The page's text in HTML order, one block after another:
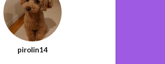
pirolin14